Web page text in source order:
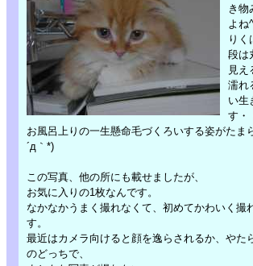
き物
よね
りく
段は
見え
濡れ
い生
す・
お風呂上りの一生懸命毛づくろいする姿がたま
´д｀*)
この写真、他の所にも載せましたが、
お気に入りの1枚なんです。
なかなかうまく撮れなくて、初めてかわいく撮
す。
最近はカメラ向けると顔を逸らされるか、やた
のどっちで、